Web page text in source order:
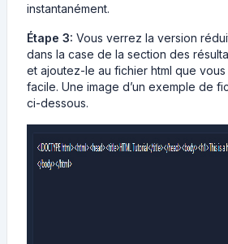
instantanément.
Étape 3: Vous verrez la version
dans la case de la section des
et ajoutez-le au fichier html que
facile. Une image d’un exemple de
ci-dessous.